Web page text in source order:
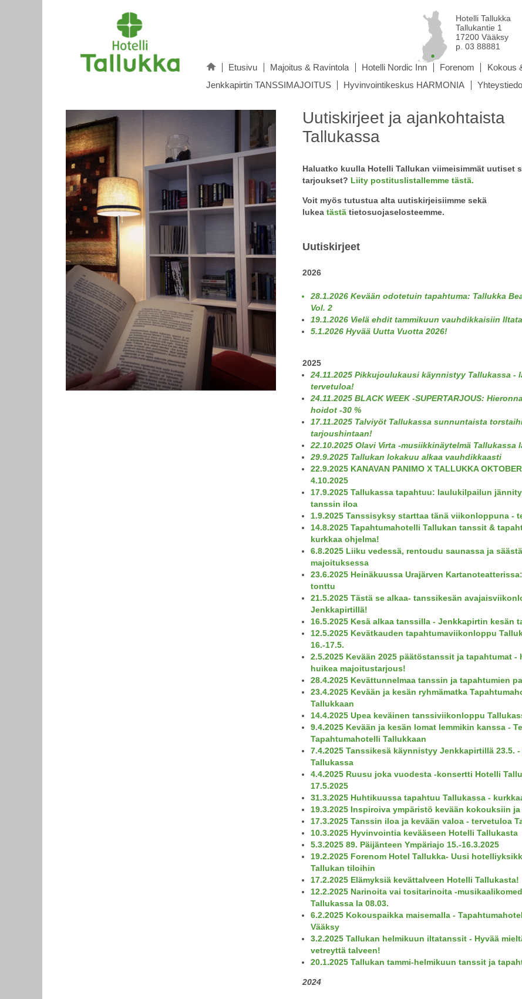
Hotelli Tallukka
Tallukantie 1
17200 Vääksy
p. 03 88881
Etusivu Majoitus & Ravintola Hotelli Nordic Inn Forenom Kokous
Jenkkapirtin TANSSIMAJOITUS
Hyvinvointikeskus HARMONIA
Uutiskirjeet ja ajankohtaista
Tallukassa
Haluatko kuulla Hotelli Tallukan viimeisimmät uutiset
tarjoukset? Liity postituslistallemme tästä.
Voit myös tutustua alta uutiskirjeisiimme sekä
lukeatästä tietosuojaselosteemme.
Uutiskirjeet
2026
28.1.2026 Kevään odotetuin tapahtuma: Tallukka
Vol. 2
19.1.2026 Vielä ehdit tammikuun vauhdikkaisiin
5.1.2026 Hyvää Uutta Vuotta 2026!
2025
24.11.2025 Pikkujoulukausi käynnistyy Tallukassa -
tervetuloa!
24.11.2025 BLACK WEEK -SUPERTARJOUS:
hoidot -30 %
17.11.2025 Talviyöt Tallukassa sunnuntaista
tarjoushintaan!
22.10.2025Olavi Virta -musiikkinäytelmä Tallukassa
29.9.2025 Tallukan lokakuu alkaa vauhdikkaasti
22.9.2025 KANAVAN PANIMO X TALLUKKA
4.10.2025
17.9.2025 Tallukassa tapahtuu: laulukilpailun
tanssin iloa
1.9.2025 Tanssisyksy starttaa tänä viikonloppuna -
14.8.2025 Tapahtumahotelli Tallukan tanssit &
kurkkaa ohjelma!
6.8.2025 Liiku vedessä, rentoudu saunassa ja säästä
majoituksessa
23.6.2025 Heinäkuussa Urajärven
tonttu
21.5.2025 Tästä se alkaa- tanssikesän
Jenkkapirtillä!
16.5.2025 Kesä alkaa tanssilla - Jenkkapirtin kesän
12.5.2025 Kevätkauden tapahtumaviikonloppu
16.-17.5.
2.5.2025 Kevään 2025 päätöstanssit ja tapahtumat -
huikea majoitustarjous!
28.4.2025 Kevättunnelmaa tanssin ja tapahtumien
23.4.2025 Kevään ja kesän ryhmämatka
Tallukkaan
14.4.2025 Upea keväinen tanssiviikonloppu
9.4.2025 Kevään ja kesän lomat lemmikin kanssa -
Tapahtumahotelli Tallukkaan
7.4.2025 Tanssikesä käynnistyy Jenkkapirtillä 23.5.
Tallukassa
4.4.2025 Ruusu joka vuodesta -konsertti Hotelli
17.5.2025
31.3.2025 Huhtikuussa tapahtuu Tallukassa -
19.3.2025 Inspiroiva ympäristö kevään kokouksiin
17.3.2025 Tanssin iloa ja kevään valoa - tervetuloa
10.3.2025 Hyvinvointia kevääseen Hotelli Tallukasta
5.3.2025 89. Päijänteen Ympäriajo 15.-16.3.2025
19.2.2025 Forenom Hotel Tallukka- Uusi
Tallukan tiloihin
17.2.2025 Elämyksiä kevättalveen Hotelli Tallukasta!
12.2.2025 Narinoita vai tositarinoita -
Tallukassa la 08.03.
6.2.2025 Kokouspaikka maisemalla -
Vääksy
3.2.2025 Tallukan helmikuun iltatanssit - Hyvää
vetreyttä talveen!
20.1.2025 Tallukan tammi-helmikuun tanssit ja
2024